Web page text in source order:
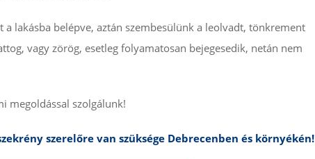
lakásba belépve, aztán szembesülünk a leolvadt, tönkrement
vagy zörög, esetleg folyamatosan bejegesedik, netán nem
megoldással szolgálunk!
szerelőre van szüksége Debrecenben és környékén!